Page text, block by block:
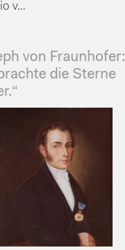
v...
von Fraunhofer:
die Sterne